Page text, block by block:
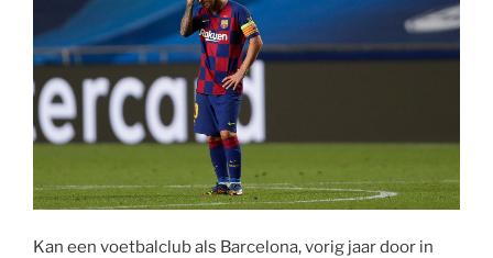
Kan een voetbalclub als Barcelona, vorig jaar door in